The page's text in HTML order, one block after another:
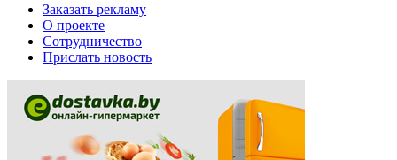
Заказать рекламу
О проекте
Сотрудничество
Прислать новость